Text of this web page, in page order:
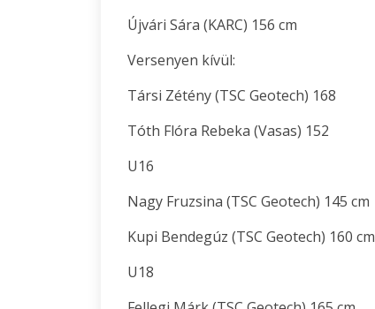
Újvári Sára (KARC) 156 cm
Versenyen kívül:
Társi Zétény (TSC Geotech) 168
Tóth Flóra Rebeka (Vasas) 152
U16
Nagy Fruzsina (TSC Geotech) 145 cm
Kupi Bendegúz (TSC Geotech) 160 cm
U18